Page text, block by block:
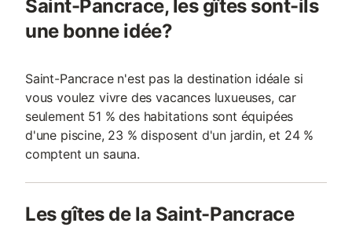
Saint-Pancrace, les gîtes sont-ils
une bonne idée?
Saint-Pancrace n'est pas la destination idéale si
vous voulez vivre des vacances luxueuses, car
seulement 51 % des habitations sont équipées
d'une piscine, 23 % disposent d'un jardin, et 24 %
comptent un sauna.
Les gîtes de la Saint-Pancrace